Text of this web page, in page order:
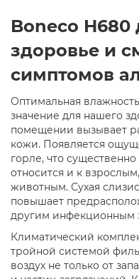
Boneco H680
здоровье и
симптомов
Оптимальная
значение для нашего
помещении вызывает
кожи. Появляется
горле, что
относится и к
животным. Сухая
повышает
другим инфекционным
Климатический
тройной системой
воздух не только от